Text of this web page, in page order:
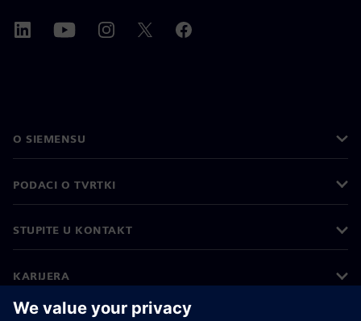
O SIEMENSU
PODACI O TVRTKI
STUPITE U KONTAKT
KARIJERA